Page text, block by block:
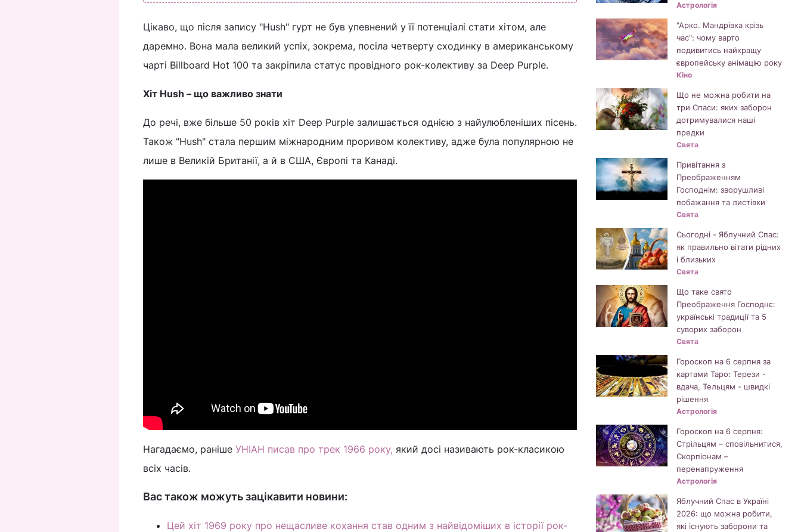
Цікаво, що після запису "Hush" гурт не був упевнений у її потенціалі стати хітом, але
даремно. Вона мала великий успіх, зокрема, посіла четверту сходинку в американському
чарті Billboard Hot 100 та закріпила статус провідного рок-колективу за Deep Purple.
Хіт Hush – що важливо знати
До речі, вже більше 50 років хіт Deep Purple залишається однією з найулюбленіших пісень.
Також "Hush" стала першим міжнародним проривом колективу, адже була популярною не
лише в Великій Британії, а й в США, Європі та Канаді.
Нагадаємо, раніше УНІАН писав про трек 1966 року, який досі називають рок-класикою
всіх часів.
Вас також можуть зацікавити новини:
Цей хіт 1969 року про нещасливе кохання став одним з найвідоміших в історії рок-
Астрологія
"Арко. Мандрівка крізь
час": чому варто
подивитись найкращу
європейську анімацію року
Кіно
Що не можна робити на
три Спаси: яких заборон
дотримувалися наші
предки
Свята
Привітання з
Преображенням
Господнім: зворушливі
побажання та листівки
Свята
Сьогодні - Яблучний Спас:
як правильно вітати рідних
і близьких
Свята
Що таке свято
Преображення Господнє:
українські традиції та 5
суворих заборон
Свята
Гороскоп на 6 серпня за
картами Таро: Терези -
вдача, Тельцям - швидкі
рішення
Астрологія
Гороскоп на 6 серпня:
Стрільцям – сповільнитися,
Скорпіонам –
перенапруження
Астрологія
Яблучний Спас в Україні
2026: що можна робити,
які існують заборони та